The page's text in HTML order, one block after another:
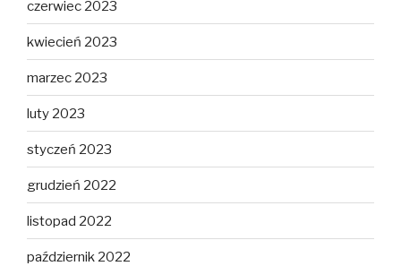
czerwiec 2023
kwiecień 2023
marzec 2023
luty 2023
styczeń 2023
grudzień 2022
listopad 2022
październik 2022